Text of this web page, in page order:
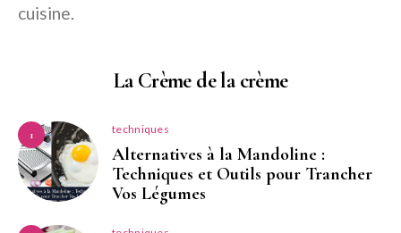
cuisine.
La Crème de la crème
1 techniques
Alternatives à la Mandoline :
Techniques et Outils pour Trancher
Vos Légumes